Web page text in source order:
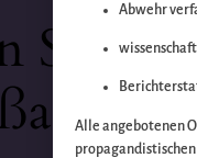
Sie
Abwehr
Alle angebotenen